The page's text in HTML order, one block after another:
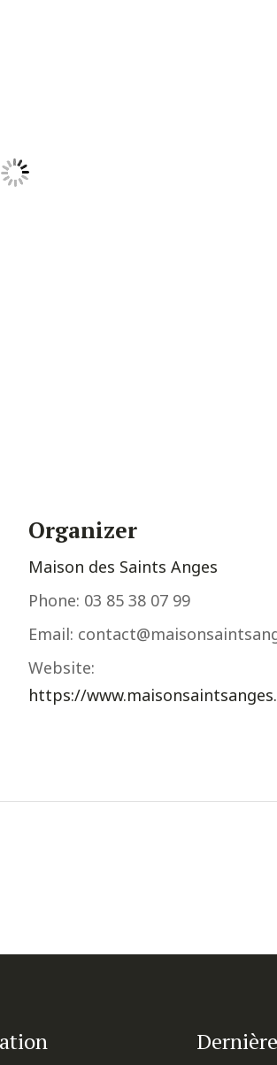
Organizer
Maison des Saints Anges
Phone: 03 85 38 07 99
Email:
Website:
https://